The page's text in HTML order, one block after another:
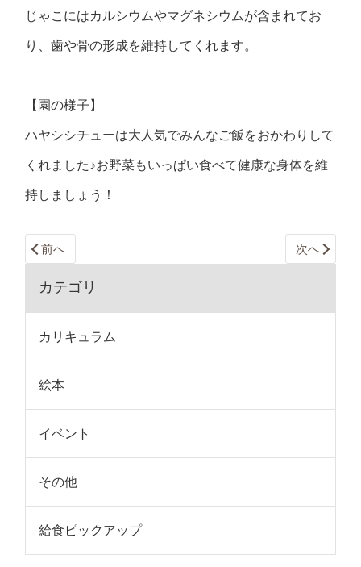
じゃこにはカルシウムやマグネシウムが含まれてお
り、歯や骨の形成を維持してくれます。
【園の様子】
ハヤシシチューは大人気でみんなご飯をおかわりして
くれました♪お野菜もいっぱい食べて健康な身体を維
持しましょう！
前へ 次へ
カテゴリ
カリキュラム
絵本
イベント
その他
給食ピックアップ